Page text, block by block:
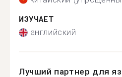
ИЗУЧАЕТ
английский
Лучший партнер для